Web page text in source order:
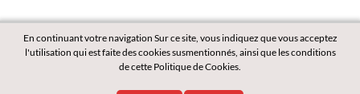
En continuant votre navigation Sur ce site, vous indiquez que vous acceptez
l'utilisation qui est faite des cookies susmentionnés, ainsi que les conditions
de cette Politique de Cookies.